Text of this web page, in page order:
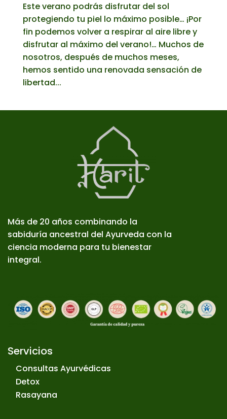
Este verano podrás disfrutar del sol
protegiendo tu piel lo máximo posible… ¡Por
fin podemos volver a respirar al aire libre y
disfrutar al máximo del verano!… Muchos de
nosotros, después de muchos meses,
hemos sentido una renovada sensación de
libertad...
Más de 20 años combinando la
sabiduría ancestral del Ayurveda con la
ciencia moderna para tu bienestar
integral.
Servicios
Consultas Ayurvédicas
Detox
Rasayana